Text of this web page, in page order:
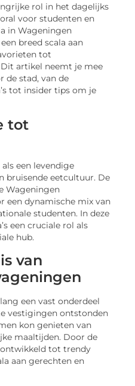
rol in het dagelijks
voor studenten en
in Wageningen
breed scala aan
tot
artikel neemt je mee
de stad, van de
tot insider tips om je
tot
een levendige
bruisende eetcultuur. De
Wageningen
een dynamische mix van
studenten. In deze
een cruciale rol als
hub.
van
een vast onderdeel
vestigingen ontstonden
kon genieten van
maaltijden. Door de
ontwikkeld tot trendy
aan gerechten en